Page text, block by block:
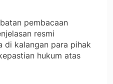
pembacaan
resmi
di kalangan para pihak
hukum atas